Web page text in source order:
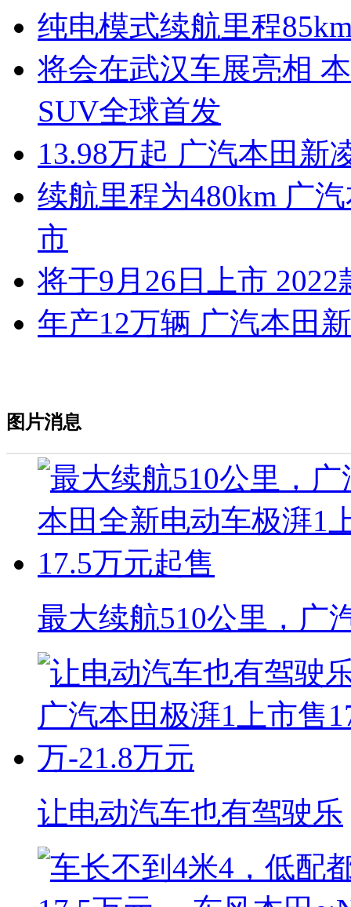
纯电模式续航里程
将会在武汉车展亮相
SUV全球首发
13.98万起 广汽本田新
续航里程为480km 广
市
将于9月26日上市
年产12万辆 广汽本田
图片消息
最大续航510公里，广
让电动汽车也有驾驶乐